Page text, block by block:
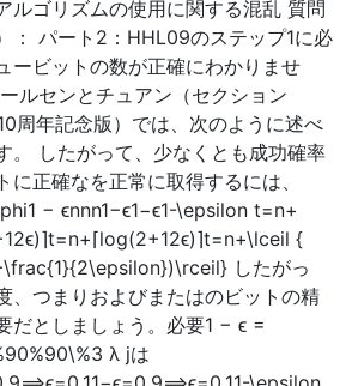
ルゴリズムの使用に関する混乱 質問
： パート2：HHL09のステップ1に必
ービットの数が正確にわかりませ
ルセンとチュアン（セクション
周年記念版）では、次のように述べ
。 したがって、少なくとも成功確率
に正確なを正常に取得するには、
− ϵnnn1−ϵ1−ϵ1-\epsilon t=n+
{
したがっ
、つまりおよびまたはのビットの精
だとしましょう。必要1 − ϵ =
λ jは